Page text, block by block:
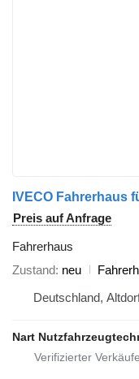
IVECO Fahrerhaus
Preis auf Anfrage
Fahrerhaus
Zustand neu
Deutschland,
Nart